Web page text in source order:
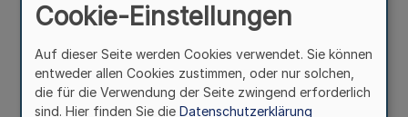
Verwaltungsvorschrift
Cookie-Einstellungen
Auf dieser Seite werden Cookies verwendet. Sie können
entweder allen Cookies zustimmen, oder nur solchen,
die für die Verwendung der Seite zwingend erforderlich
sind. Hier finden Sie die Datenschutzerklärung